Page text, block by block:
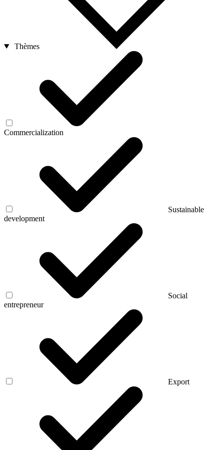
Thèmes
Commercialization
Sustainable
development
Social
entrepreneur
Export